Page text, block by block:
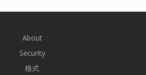
About
Security
格式